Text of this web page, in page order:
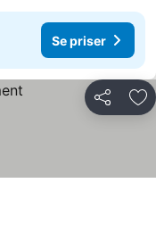
Se priser
Dela